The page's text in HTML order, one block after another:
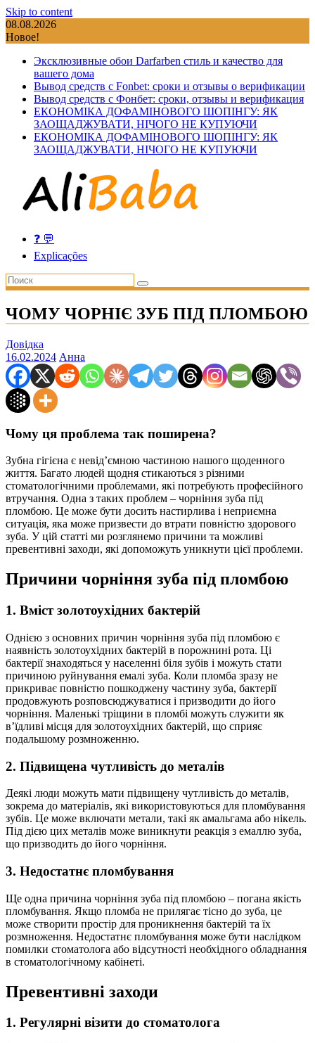
Skip to content
08.08.2026
Новое!
Эксклюзивные обои Darfarben стиль и качество для
вашего дома
Вывод средств с Fonbet: сроки и отзывы о верификации
Вывод средств с Фонбет: сроки, отзывы и верификация
ЕКОНОМІКА ДОФАМІНОВОГО ШОПІНГУ: ЯК
ЗАОЩАДЖУВАТИ, НІЧОГО НЕ КУПУЮЧИ
ЕКОНОМІКА ДОФАМІНОВОГО ШОПІНГУ: ЯК
ЗАОЩАДЖУВАТИ, НІЧОГО НЕ КУПУЮЧИ
❓ 💬
Explicações
ЧОМУ ЧОРНІЄ ЗУБ ПІД ПЛОМБОЮ
Довідка
16.02.2024 Анна
Чому ця проблема так поширена?
Зубна гігієна є невід’ємною частиною нашого щоденного
життя. Багато людей щодня стикаються з різними
стоматологічними проблемами, які потребують професійного
втручання. Одна з таких проблем – чорніння зуба під
пломбою. Це може бути досить настирлива і неприємна
ситуація, яка може призвести до втрати повністю здорового
зуба. У цій статті ми розглянемо причини та можливі
превентивні заходи, які допоможуть уникнути цієї проблеми.
Причини чорніння зуба під пломбою
1. Вміст золотоухідних бактерій
Однією з основних причин чорніння зуба під пломбою є
наявність золотоухідних бактерій в порожнині рота. Ці
бактерії знаходяться у населенні біля зубів і можуть стати
причиною руйнування емалі зуба. Коли пломба зразу не
прикриває повністю пошкоджену частину зуба, бактерії
продовжують розповсюджуватися і призводити до його
чорніння. Маленькі тріщини в пломбі можуть служити як
в’їдливі місця для золотоухідних бактерій, що сприяє
подальшому розмноженню.
2. Підвищена чутливість до металів
Деякі люди можуть мати підвищену чутливість до металів,
зокрема до матеріалів, які використовуються для пломбування
зубів. Це може включати метали, такі як амальгама або нікель.
Під дією цих металів може виникнути реакція з емаллю зуба,
що призводить до його чорніння.
3. Недостатнє пломбування
Ще одна причина чорніння зуба під пломбою – погана якість
пломбування. Якщо пломба не прилягає тісно до зуба, це
може створити простір для проникнення бактерій та їх
розмноження. Недостатнє пломбування може бути наслідком
помилки стоматолога або відсутності необхідного обладнання
в стоматологічному кабінеті.
Превентивні заходи
1. Регулярні візити до стоматолога